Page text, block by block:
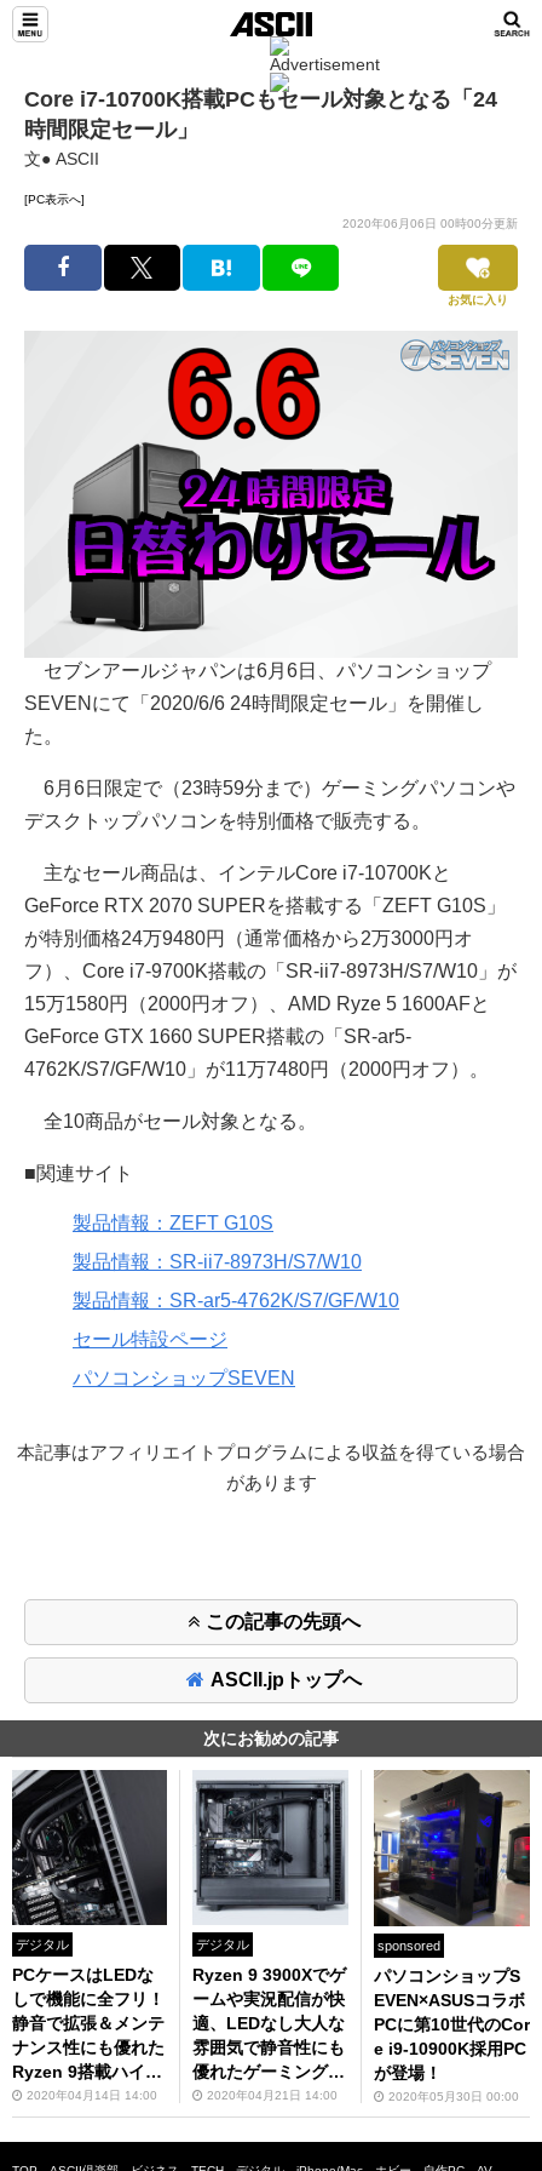
Core i7-10700K搭載PCもセール対象となる「24
時間限定セール」
文● ASCII
[PC表示へ]
2020年06月06日 00時00分更新
お気に入り
セブンアールジャパンは6月6日、パソコンショップ
SEVENにて「2020/6/6 24時間限定セール」を開催し
た。
6月6日限定で（23時59分まで）ゲーミングパソコンや
デスクトップパソコンを特別価格で販売する。
主なセール商品は、インテルCore i7-10700Kと
GeForce RTX 2070 SUPERを搭載する「ZEFT G10S」
が特別価格24万9480円（通常価格から2万3000円オ
フ）、Core i7-9700K搭載の「SR-ii7-8973H/S7/W10」が
15万1580円（2000円オフ）、AMD Ryze 5 1600AFと
GeForce GTX 1660 SUPER搭載の「SR-ar5-
4762K/S7/GF/W10」が11万7480円（2000円オフ）。
全10商品がセール対象となる。
■関連サイト
製品情報：ZEFT G10S
製品情報：SR-ii7-8973H/S7/W10
製品情報：SR-ar5-4762K/S7/GF/W10
セール特設ページ
パソコンショップSEVEN
本記事はアフィリエイトプログラムによる収益を得ている場合
があります
この記事の先頭へ
ASCII.jpトップへ
次にお勧めの記事
デジタル
PCケースはLEDな
しで機能に全フリ！
静音で拡張＆メンテ
ナンス性にも優れた
Ryzen 9搭載ハイス
ペックゲーミングP
C「ZEFT R9FD」
2020年04月14日 14:00
デジタル
Ryzen 9 3900Xでゲ
ームや実況配信が快
適、LEDなし大人な
雰囲気で静音性にも
優れたゲーミングP
C「ZEFT R9FD」
の性能をチェック
2020年04月21日 14:00
sponsored
パソコンショップS
EVEN×ASUSコラボ
PCに第10世代のCor
e i9-10900K採用PC
が登場！
2020年05月30日 00:00